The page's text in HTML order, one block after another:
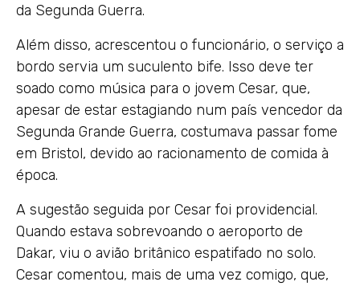
da Segunda Guerra.
Além disso, acrescentou o funcionário, o serviço a
bordo servia um suculento bife. Isso deve ter
soado como música para o jovem Cesar, que,
apesar de estar estagiando num país vencedor da
Segunda Grande Guerra, costumava passar fome
em Bristol, devido ao racionamento de comida à
época.
A sugestão seguida por Cesar foi providencial.
Quando estava sobrevoando o aeroporto de
Dakar, viu o avião britânico espatifado no solo.
Cesar comentou, mais de uma vez comigo, que,